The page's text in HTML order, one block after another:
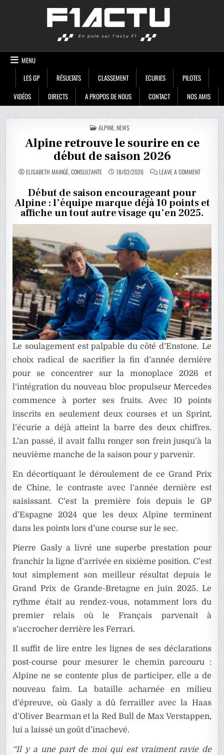
MENU
LES GP
RÉSULTATS CLASSEMENT ECURIES
PILOTES
VIDÉOS
DIRECTS A PROPOS DE NOUS CONTACT NOS AMIS
POSTED
IN
ALPINE,NEWS
Alpine retrouve le sourire en ce
début de saison 2026
ELISABETH MAINGÉ, CONSULTANTE 18/03/2026 LEAVE A COMMENTON
EN
CE
DÉBUT
SAISON
Début de saison encourageant pour
Alpine : l’équipe marque déjà 10 points et
affiche un tout autre visage qu’en 2025.
Le soulagement est palpable du côté d’Enstone. Le
choix radical de sacrifier la fin d’année dernière
pour se concentrer sur la monoplace 2026 et
l’intégration du nouveau bloc propulseur Mercedes
commence à porter ses fruits. Avec 10 points
inscrits en seulement deux courses et un Sprint,
l’écurie a déjà atteint la barre des deux chiffres.
L’an passé, il avait fallu ronger son frein jusqu’à la
neuvième manche de la saison pour y parvenir.
En décortiquant le déroulement de ce Grand Prix
de Chine, le contraste avec l’année dernière est
saisissant. C’est la première fois depuis le GP
d’Espagne 2024 que les deux Alpine terminent
dans les points lors d’une course sur le sec.
Pierre Gasly a livré une superbe prestation pour
franchir la ligne d’arrivée en sixième position. C’est
tout simplement son meilleur résultat depuis le
Grand Prix de Grande-Bretagne en juin 2025. Le
rythme était au rendez-vous, notamment lors du
premier relais où le Français parvenait à
s’accrocher derrière les Ferrari.
Il suffit de lire entre les lignes de ses déclarations
post-course pour mesurer le chemin parcouru :
Alpine ne se contente plus de participer, elle a de
nouveau faim. La bataille acharnée en milieu
d’épreuve, où Gasly a dû ferrailler avec la Haas
d’Oliver Bearman et la Red Bull de Max Verstappen,
lui a laissé un goût d’inachevé.
“Il y a une part de moi qui est vraiment ravie de